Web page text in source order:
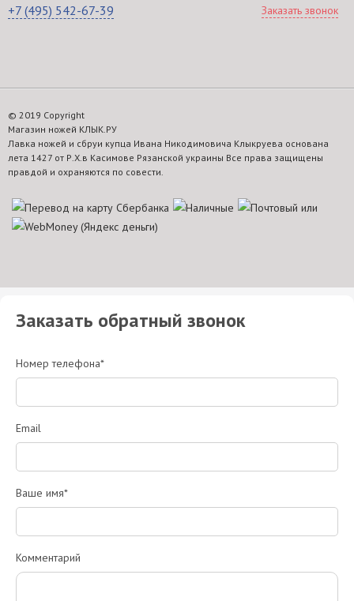
+7 (495) 542-67-39 Заказать звонок
© 2019 Copyright
Магазин ножей КЛЫК.РУ
Лавка ножей и сбруи купца Ивана Никодимовича Клыкруева основана
лета 1427 от Р.Х.в Касимове Рязанской украины Все права защищены
правдой и охраняются по совести.
Заказать обратный звонок
Номер телефона*
Email
Ваше имя*
Комментарий